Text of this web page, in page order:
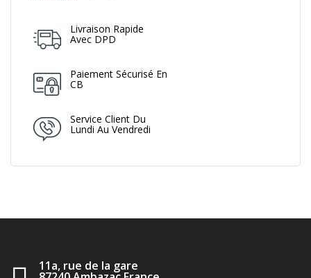
Livraison Rapide
Avec DPD
Paiement Sécurisé En
CB
Service Client Du
Lundi Au Vendredi
11a, rue de la gare